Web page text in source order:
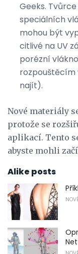
Geeks.
speciálních
mohou být
citlivé na UV
porézní
rozpouštěcím
najít).
Nové materiály
protože se
aplikací. Tento
abyste mohli
Alike posts